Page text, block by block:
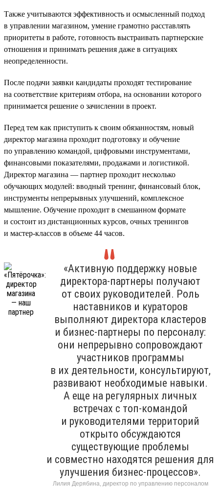
Также учитываются эффективность и осмысленный подход
в управлении магазином, умение грамотно расставлять
приоритеты в работе, готовность выстраивать партнерские
отношения и принимать решения даже в ситуациях
неопределенности.
После подачи заявки кандидаты проходят тестирование
на соответствие критериям отбора, на основании которого
принимается решение о зачислении в проект.
Перед тем как приступить к своим обязанностям, новый
директор магазина проходит подготовку и обучение
по управлению командой, цифровыми инструментами,
финансовыми показателями, продажами и логистикой.
Директор магазина — партнер проходит несколько
обучающих модулей: вводный тренинг, финансовый блок,
инструменты непрерывных улучшений, комплексное
мышление. Обучение проходит в смешанном формате
и состоит из дистанционных курсов, очных тренингов
и мастер-классов в объеме 44 часов.
«Активную поддержку новые
директора-партнеры получают
от своих руководителей. Роль
наставников и кураторов
выполняют директора кластеров
и бизнес-партнеры по персоналу:
они непрерывно сопровождают
участников программы
в их деятельности, консультируют,
развивают необходимые навыки.
А еще на регулярных личных
встречах с топ-командой
и руководителями территорий
открыто обсуждаются
существующие проблемы
и совместно находятся решения для
улучшения бизнес-процессов».
Лилия Дерябина, директор по управлению персоналом